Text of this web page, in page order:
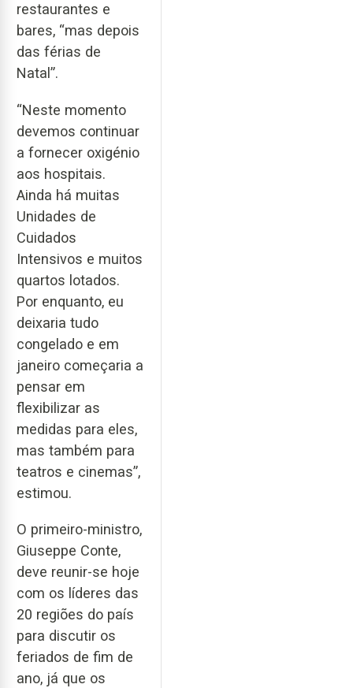
restaurantes e
bares, “mas depois
das férias de
Natal”.
“Neste momento
devemos continuar
a fornecer oxigénio
aos hospitais.
Ainda há muitas
Unidades de
Cuidados
Intensivos e muitos
quartos lotados.
Por enquanto, eu
deixaria tudo
congelado e em
janeiro começaria a
pensar em
flexibilizar as
medidas para eles,
mas também para
teatros e cinemas”,
estimou.
O primeiro-ministro,
Giuseppe Conte,
deve reunir-se hoje
com os líderes das
20 regiões do país
para discutir os
feriados de fim de
ano, já que os